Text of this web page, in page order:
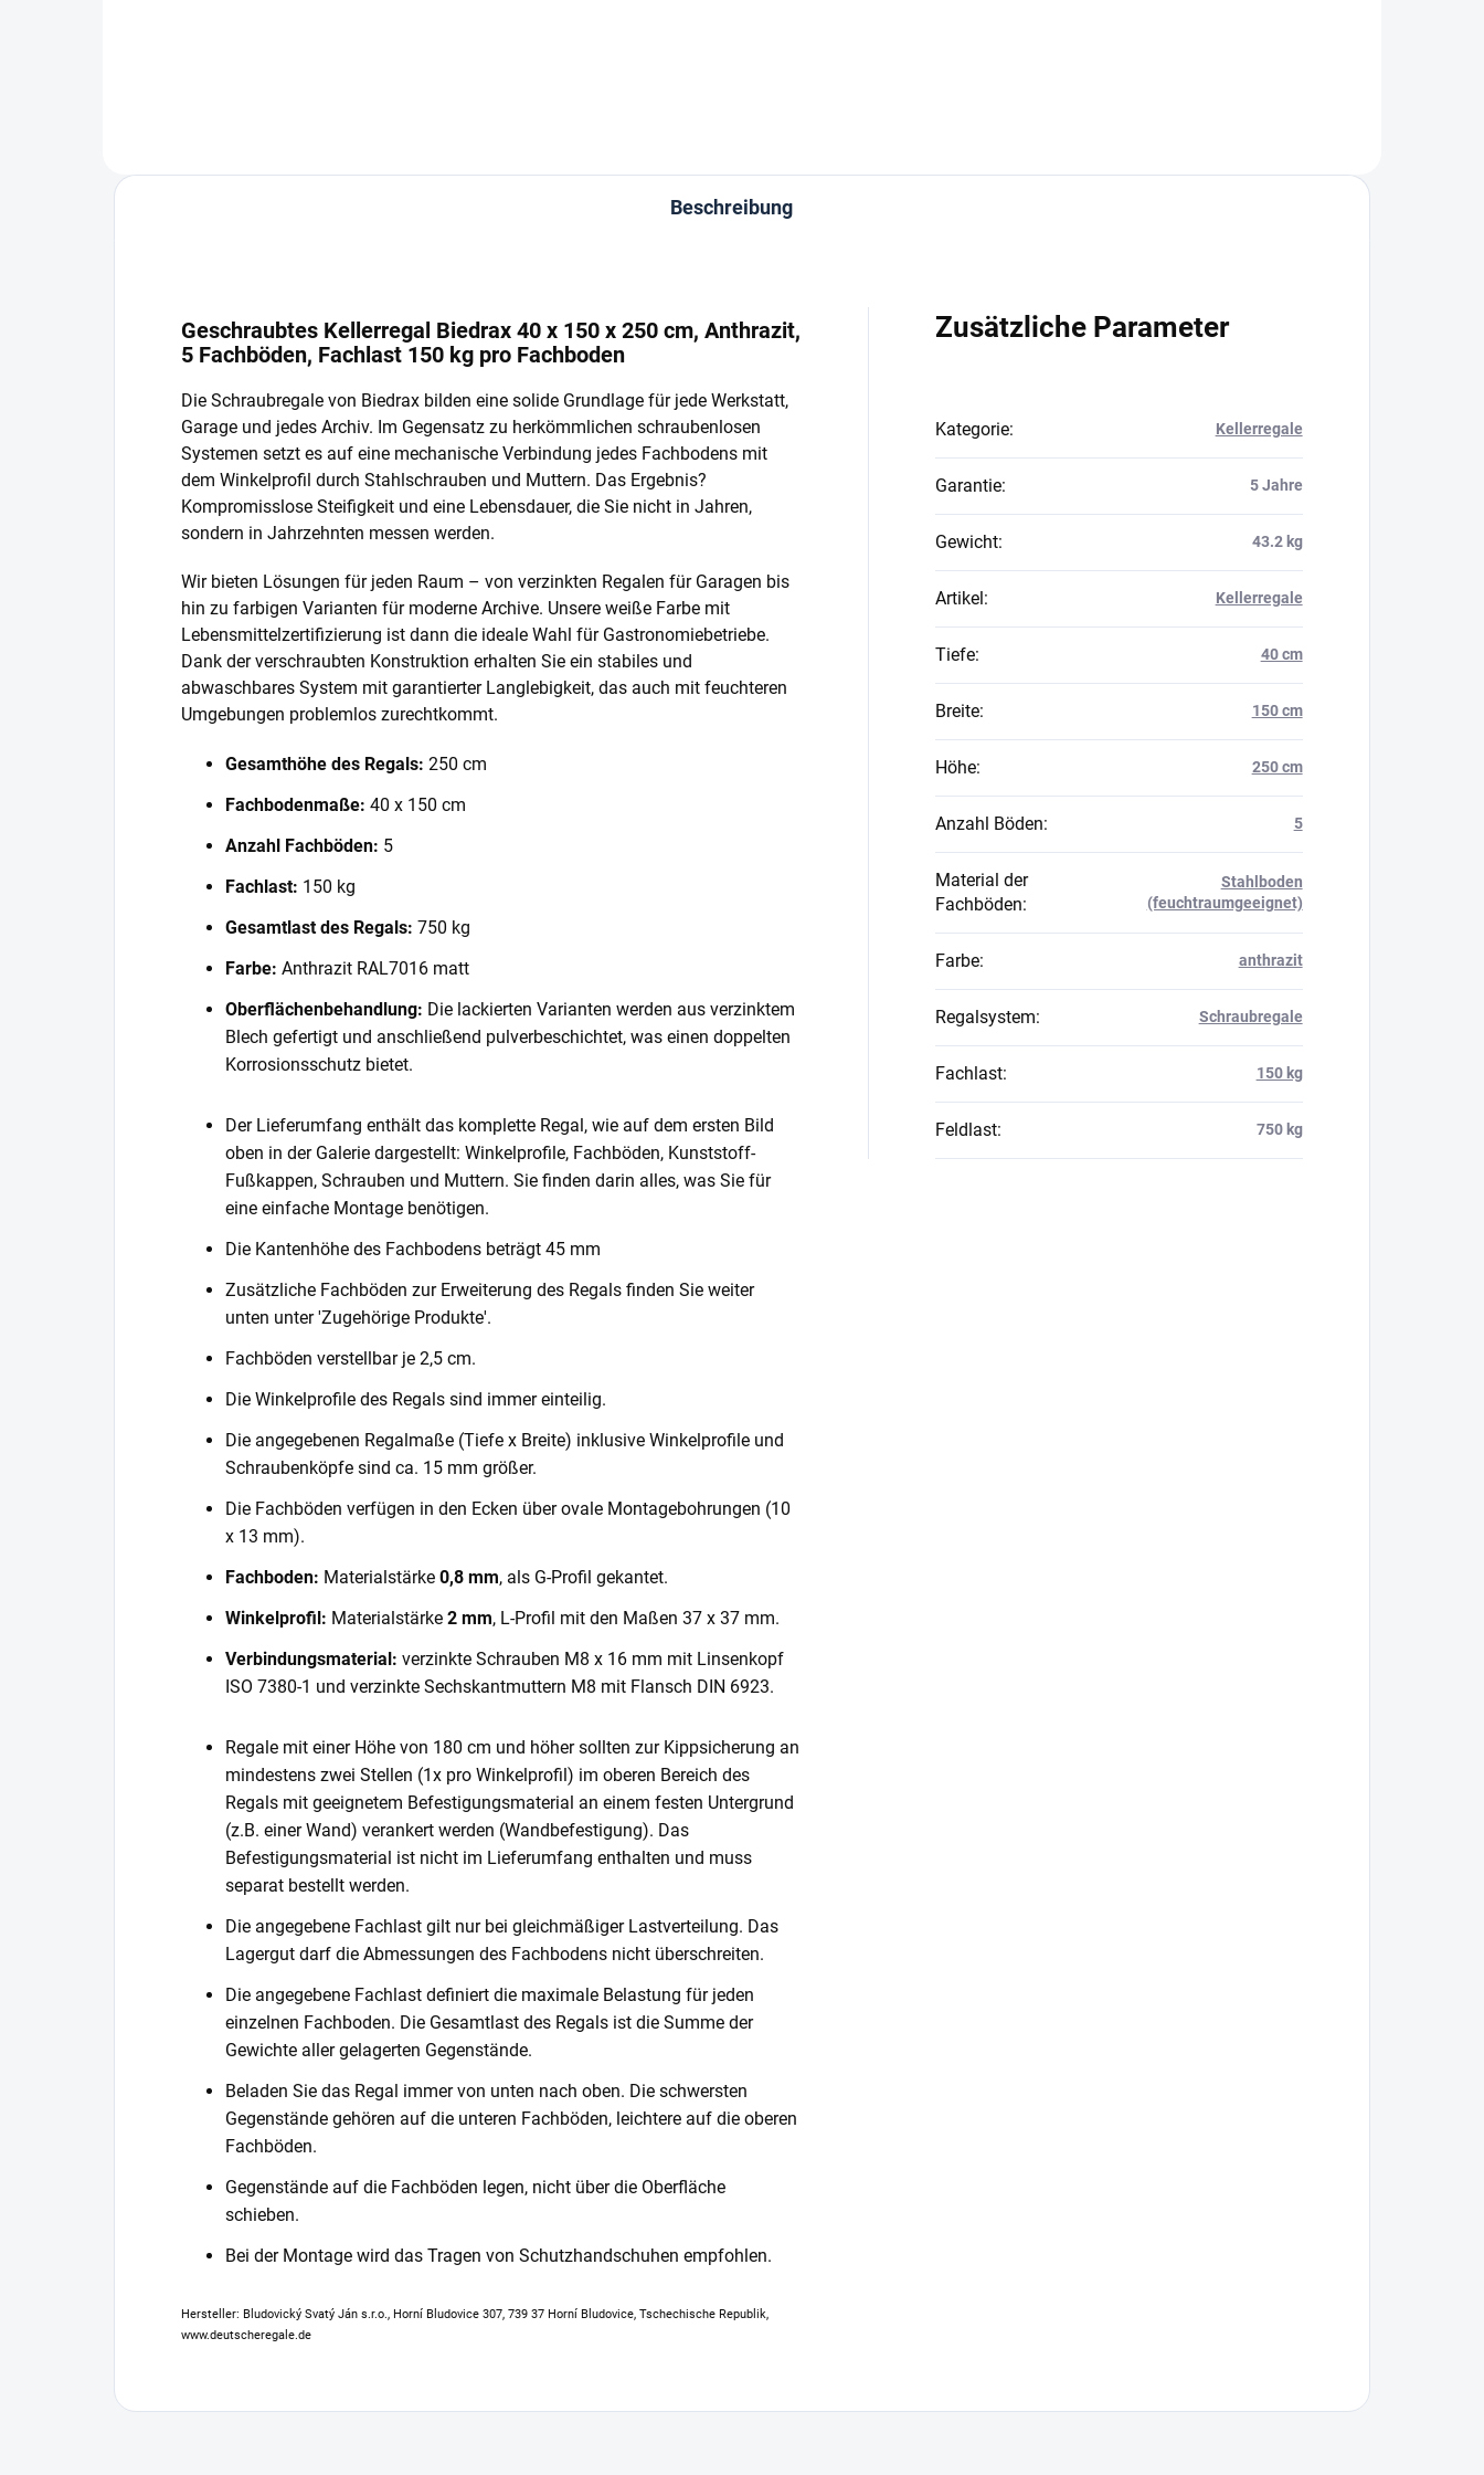
Beschreibung
Geschraubtes Kellerregal Biedrax 40 x 150 x 250 cm, Anthrazit,
5 Fachböden, Fachlast 150 kg pro Fachboden
Die Schraubregale von Biedrax bilden eine solide Grundlage für jede Werkstatt,
Garage und jedes Archiv. Im Gegensatz zu herkömmlichen schraubenlosen
Systemen setzt es auf eine mechanische Verbindung jedes Fachbodens mit
dem Winkelprofil durch Stahlschrauben und Muttern. Das Ergebnis?
Kompromisslose Steifigkeit und eine Lebensdauer, die Sie nicht in Jahren,
sondern in Jahrzehnten messen werden.
Wir bieten Lösungen für jeden Raum – von verzinkten Regalen für Garagen bis
hin zu farbigen Varianten für moderne Archive. Unsere weiße Farbe mit
Lebensmittelzertifizierung ist dann die ideale Wahl für Gastronomiebetriebe.
Dank der verschraubten Konstruktion erhalten Sie ein stabiles und
abwaschbares System mit garantierter Langlebigkeit, das auch mit feuchteren
Umgebungen problemlos zurechtkommt.
Gesamthöhe des Regals: 250 cm
Fachbodenmaße: 40 x 150 cm
Anzahl Fachböden: 5
Fachlast: 150 kg
Gesamtlast des Regals: 750 kg
Farbe: Anthrazit RAL7016 matt
Oberflächenbehandlung: Die lackierten Varianten werden aus verzinktem
Blech gefertigt und anschließend pulverbeschichtet, was einen doppelten
Korrosionsschutz bietet.
Der Lieferumfang enthält das komplette Regal, wie auf dem ersten Bild
oben in der Galerie dargestellt: Winkelprofile, Fachböden, Kunststoff-
Fußkappen, Schrauben und Muttern. Sie finden darin alles, was Sie für
eine einfache Montage benötigen.
Die Kantenhöhe des Fachbodens beträgt 45 mm
Zusätzliche Fachböden zur Erweiterung des Regals finden Sie weiter
unten unter 'Zugehörige Produkte'.
Fachböden verstellbar je 2,5 cm.
Die Winkelprofile des Regals sind immer einteilig.
Die angegebenen Regalmaße (Tiefe x Breite) inklusive Winkelprofile und
Schraubenköpfe sind ca. 15 mm größer.
Die Fachböden verfügen in den Ecken über ovale Montagebohrungen (10
x 13 mm).
Fachboden: Materialstärke 0,8 mm, als G-Profil gekantet.
Winkelprofil: Materialstärke 2 mm, L-Profil mit den Maßen 37 x 37 mm.
Verbindungsmaterial: verzinkte Schrauben M8 x 16 mm mit Linsenkopf
ISO 7380-1 und verzinkte Sechskantmuttern M8 mit Flansch DIN 6923.
Regale mit einer Höhe von 180 cm und höher sollten zur Kippsicherung an
mindestens zwei Stellen (1x pro Winkelprofil) im oberen Bereich des
Regals mit geeignetem Befestigungsmaterial an einem festen Untergrund
(z.B. einer Wand) verankert werden (Wandbefestigung). Das
Befestigungsmaterial ist nicht im Lieferumfang enthalten und muss
separat bestellt werden.
Die angegebene Fachlast gilt nur bei gleichmäßiger Lastverteilung. Das
Lagergut darf die Abmessungen des Fachbodens nicht überschreiten.
Die angegebene Fachlast definiert die maximale Belastung für jeden
einzelnen Fachboden. Die Gesamtlast des Regals ist die Summe der
Gewichte aller gelagerten Gegenstände.
Beladen Sie das Regal immer von unten nach oben. Die schwersten
Gegenstände gehören auf die unteren Fachböden, leichtere auf die oberen
Fachböden.
Gegenstände auf die Fachböden legen, nicht über die Oberfläche
schieben.
Bei der Montage wird das Tragen von Schutzhandschuhen empfohlen.
Hersteller: Bludovický Svatý Ján s.r.o., Horní Bludovice 307, 739 37 Horní Bludovice, Tschechische Republik,
www.deutscheregale.de
Zusätzliche Parameter
Kategorie: Kellerregale
Garantie: 5 Jahre
Gewicht: 43.2 kg
Artikel: Kellerregale
Tiefe: 40 cm
Breite: 150 cm
Höhe: 250 cm
Anzahl Böden: 5
Material der
Fachböden:
Stahlboden
(feuchtraumgeeignet)
Farbe: anthrazit
Regalsystem: Schraubregale
Fachlast: 150 kg
Feldlast: 750 kg